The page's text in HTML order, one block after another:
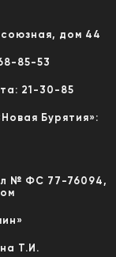
дом 44
85-53
21-30-85
Бурятия»:
№ ФС 77-76094,
Т.И.